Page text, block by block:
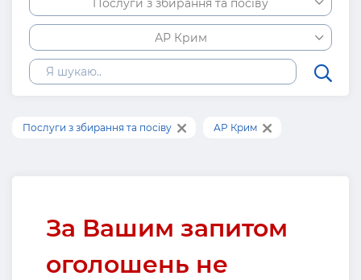
Послуги з збирання та посіву
АР Крим
Послуги з збирання та посіву АР Крим
За Вашим запитом
оголошень не